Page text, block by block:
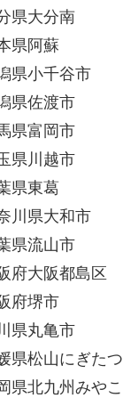
県大分南
県阿蘇
県小千谷市
県佐渡市
県富岡市
県川越市
県東葛
川県大和市
県流山市
府大阪都島区
府堺市
県丸亀市
県松山にぎたつ
北九州みやこ